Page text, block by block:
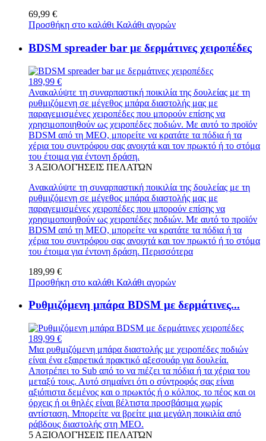
69,99 €
Προσθήκη στο καλάθι Καλάθι αγορών
BDSM spreader bar με δερμάτινες χειροπέδες
189,99 €
Ανακαλύψτε τη συναρπαστική ποικιλία της δουλείας με τη
ρυθμιζόμενη σε μέγεθος μπάρα διαστολής μας με
παραγεμισμένες χειροπέδες που μπορούν επίσης να
χρησιμοποιηθούν ως χειροπέδες ποδιών. Με αυτό το προϊόν
BDSM από τη MEO, μπορείτε να κρατάτε τα πόδια ή τα
χέρια του συντρόφου σας ανοιχτά και τον πρωκτό ή το στόμα
του έτοιμα για έντονη δράση.
3 ΑΞΙΟΛΟΓΉΣΕΙΣ ΠΕΛΑΤΏΝ
Ανακαλύψτε τη συναρπαστική ποικιλία της δουλείας με τη
ρυθμιζόμενη σε μέγεθος μπάρα διαστολής μας με
παραγεμισμένες χειροπέδες που μπορούν επίσης να
χρησιμοποιηθούν ως χειροπέδες ποδιών. Με αυτό το προϊόν
BDSM από τη MEO, μπορείτε να κρατάτε τα πόδια ή τα
χέρια του συντρόφου σας ανοιχτά και τον πρωκτό ή το στόμα
του έτοιμα για έντονη δράση. Περισσότερα
189,99 €
Προσθήκη στο καλάθι Καλάθι αγορών
Ρυθμιζόμενη μπάρα BDSM με δερμάτινες...
189,99 €
Μια ρυθμιζόμενη μπάρα διαστολής με χειροπέδες ποδιών
είναι ένα εξαιρετικά πρακτικό αξεσουάρ για δουλεία.
Αποτρέπει το Sub από το να πιέζει τα πόδια ή τα χέρια του
μεταξύ τους. Αυτό σημαίνει ότι ο σύντροφός σας είναι
αξιόπιστα δεμένος και ο πρωκτός ή ο κόλπος, το πέος και οι
όρχεις ή οι θηλές είναι βέλτιστα προσβάσιμα χωρίς
αντίσταση. Μπορείτε να βρείτε μια μεγάλη ποικιλία από
ράβδους διαστολής στη MEO.
5 ΑΞΙΟΛΟΓΉΣΕΙΣ ΠΕΛΑΤΏΝ